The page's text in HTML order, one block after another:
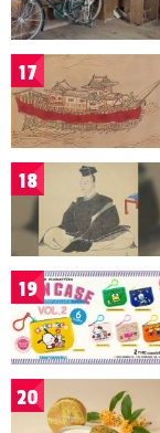
17
18
19
20